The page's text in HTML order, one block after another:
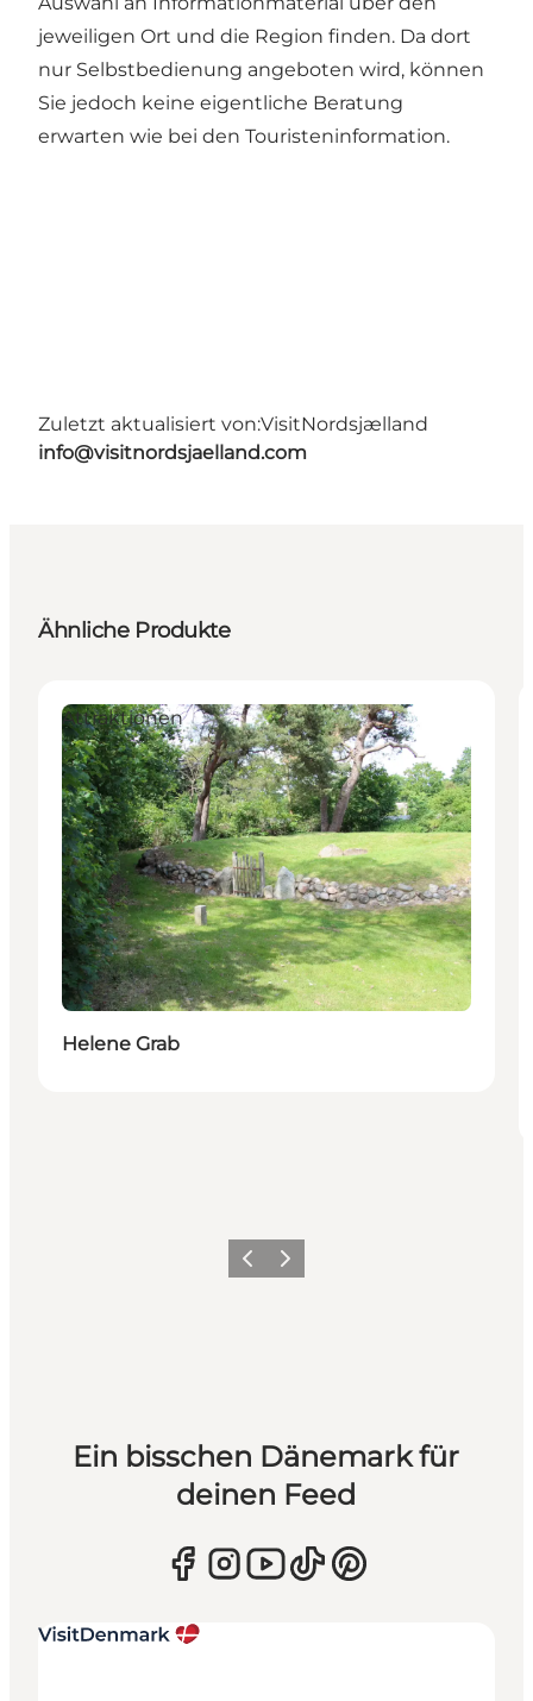
jeweiligen Ort und die Region finden. Da dort
nur Selbstbedienung angeboten wird, können
Sie jedoch keine eigentliche Beratung
erwarten wie bei den Touristeninformation.
Zuletzt aktualisiert von:VisitNordsjælland
info@visitnordsjaelland.com
Ähnliche Produkte
Attraktionen
Helene Grab
ZurückWeiter
Ein bisschen Dänemark für
deinen Feed